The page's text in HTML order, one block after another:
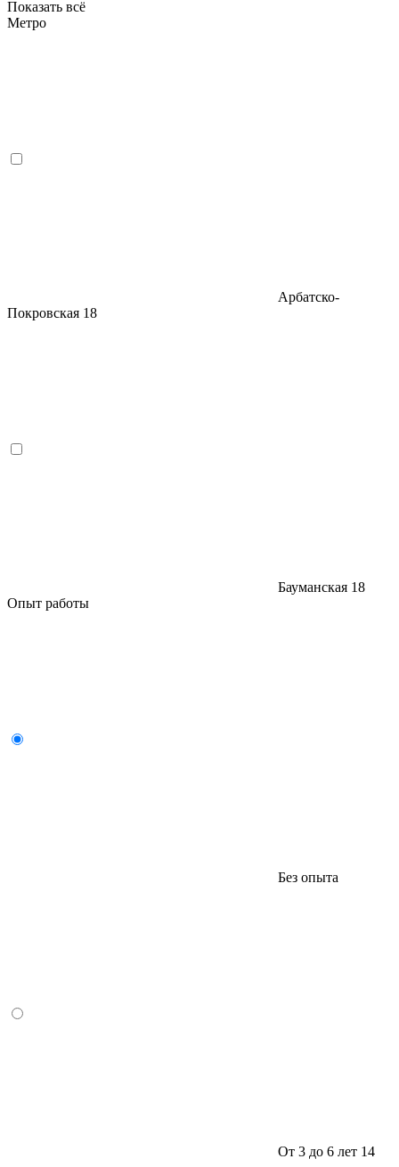
Показать всё
Метро
Арбатско-
Покровская 18
Бауманская 18
Опыт работы
Без опыта
От 3 до 6 лет 14